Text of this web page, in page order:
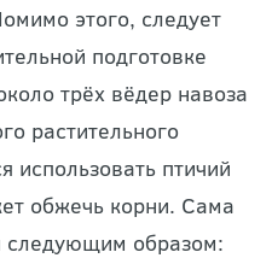
этого, следует
подготовке
трёх вёдер навоза
растительного
использовать птичий
обжечь корни. Сама
следующим образом: